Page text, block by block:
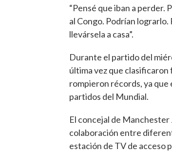
“Pensé que iban a perder.
al Congo. Podrían
llevársela a casa”.
Durante el partido del
última vez que clasificaron
rompieron récords, ya que
partidos del Mundial.
El concejal de
colaboración entre
estación de TV de acceso